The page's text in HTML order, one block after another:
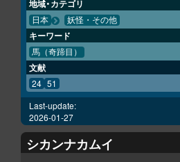
地域・カテゴリ
日本 妖怪・その他
キーワード
馬（奇蹄目）
文献
24 51
Last-update:
2026-01-27
シカンナカムイ